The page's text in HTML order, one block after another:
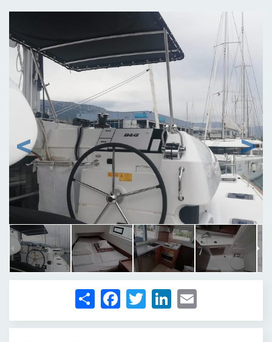
/23
Share FacebookTwitter LinkedIn